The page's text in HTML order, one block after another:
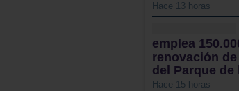
Hace 13 horas
emplea
renovación
del Parque
Hace 15 horas